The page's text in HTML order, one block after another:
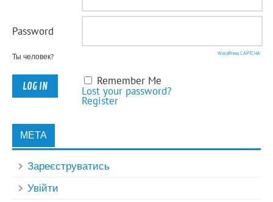
Password
Ты человек? WordPress CAPTCHA
Remember Me
Lost your password?
Register
МЕТА
Зареєструватись
Увійти